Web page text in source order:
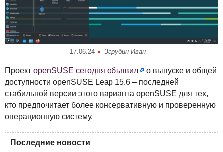
17.06.24 Зарубин Иван
Проект openSUSE сегодня объявил
о выпуске и общей
доступности openSUSE Leap 15.6 – последней
стабильной версии этого варианта openSUSE для тех,
кто предпочитает более консервативную и проверенную
операционную систему.
Последние новости